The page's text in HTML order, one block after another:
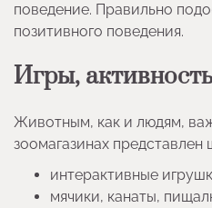
поведение. Правильно
позитивного поведения.
Игры,
Животным, как и людям,
зоомагазинах
интерактивные
мячики, канаты,